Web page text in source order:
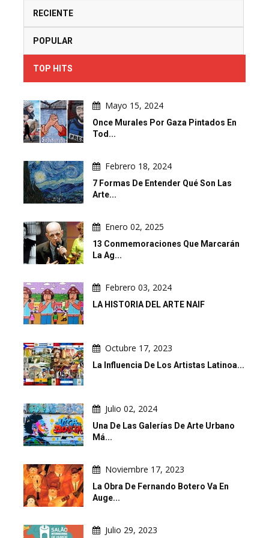
RECIENTE
POPULAR
TOP HITS
Mayo 15, 2024
Once Murales Por Gaza Pintados En
Tod...
Febrero 18, 2024
7 Formas De Entender Qué Son Las
Arte...
Enero 02, 2025
13 Conmemoraciones Que Marcarán
La Ag...
Febrero 03, 2024
LA HISTORIA DEL ARTE NAIF
Octubre 17, 2023
La Influencia De Los Artistas Latinoa...
Julio 02, 2024
Una De Las Galerías De Arte Urbano
Má...
Noviembre 17, 2023
La Obra De Fernando Botero Va En
Auge...
Julio 29, 2023